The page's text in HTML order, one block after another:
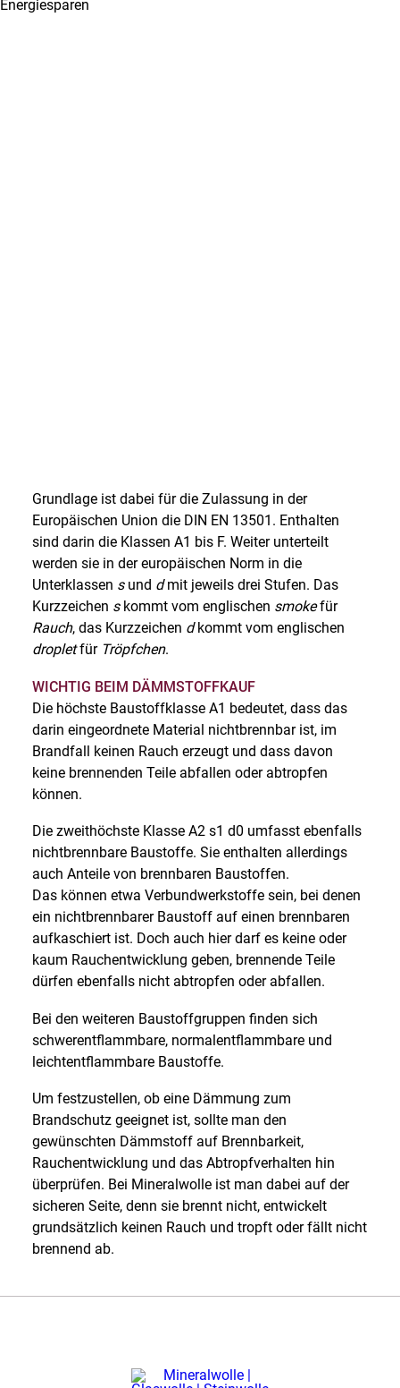
Grundlage ist dabei für die Zulassung in der
Europäischen Union die DIN EN 13501. Enthalten
sind darin die Klassen A1 bis F. Weiter unterteilt
werden sie in der europäischen Norm in die
Unterklassen sund dmit jeweils drei Stufen. Das
Kurzzeichen skommt vom englischen smokefür
Rauch, das Kurzzeichen dkommt vom englischen
dropletfür Tröpfchen.
WICHTIG BEIM DÄMMSTOFFKAUF
Die höchste Baustoffklasse A1 bedeutet, dass das
darin eingeordnete Material nichtbrennbar ist, im
Brandfall keinen Rauch erzeugt und dass davon
keine brennenden Teile abfallen oder abtropfen
können.
Die zweithöchste Klasse A2 s1 d0 umfasst ebenfalls
nichtbrennbare Baustoffe. Sie enthalten allerdings
auch Anteile von brennbaren Baustoffen.
Das können etwa Verbundwerkstoffe sein, bei denen
ein nichtbrennbarer Baustoff auf einen brennbaren
aufkaschiert ist. Doch auch hier darf es keine oder
kaum Rauchentwicklung geben, brennende Teile
dürfen ebenfalls nicht abtropfen oder abfallen.
Bei den weiteren Baustoffgruppen finden sich
schwerentflammbare, normalentflammbare und
leichtentflammbare Baustoffe.
Um festzustellen, ob eine Dämmung zum
Brandschutz geeignet ist, sollte man den
gewünschten Dämmstoff auf Brennbarkeit,
Rauchentwicklung und das Abtropfverhalten hin
überprüfen. Bei Mineralwolle ist man dabei auf der
sicheren Seite, denn sie brennt nicht, entwickelt
grundsätzlich keinen Rauch und tropft oder fällt nicht
brennend ab.